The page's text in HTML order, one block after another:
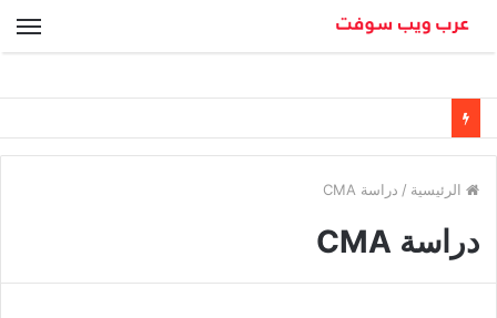
الرئيسية / دراسة CMA
دراسة CMA